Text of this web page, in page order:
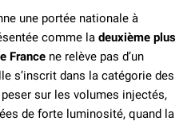
une portée nationale à
comme la deuxième plus
France ne relève pas d’un
s’inscrit dans la catégorie des
sur les volumes injectés,
de forte luminosité, quand la